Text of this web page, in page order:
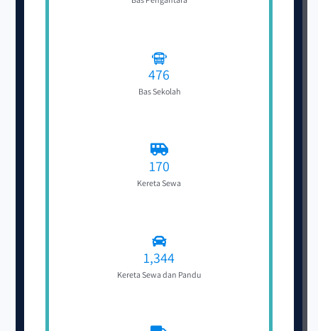
476
Bas Sekolah
170
Kereta Sewa
1,344
Kereta Sewa dan Pandu